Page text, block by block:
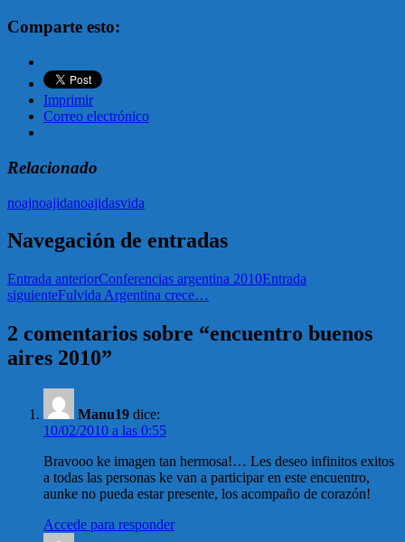
Comparte esto:
Imprimir
Correo electrónico
Relacionado
noajnoajidanoajidasvida
Navegación de entradas
Entrada anteriorConferencias argentina 2010Entrada
siguienteFulvida Argentina crece…
2 comentarios sobre “encuentro buenos
aires 2010”
Manu19 dice:
10/02/2010 a las 0:55
Bravooo ke imagen tan hermosa!… Les deseo infinitos exitos
a todas las personas ke van a participar en este encuentro,
aunke no pueda estar presente, los acompaño de corazón!
Accede para responder